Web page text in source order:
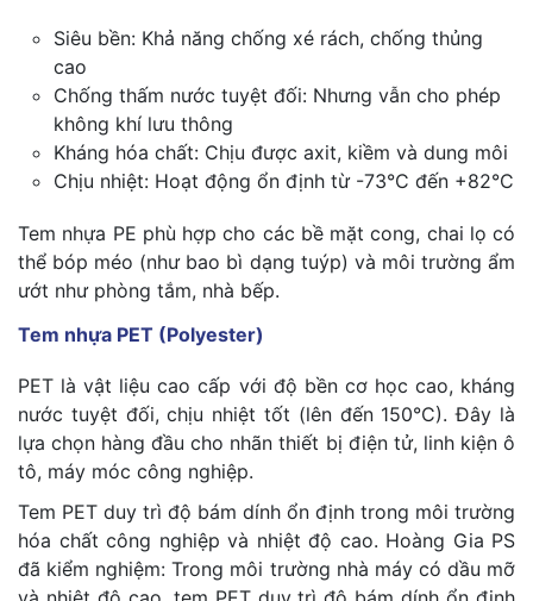
Siêu bền: Khả năng chống xé rách, chống thủng
cao
Chống thấm nước tuyệt đối: Nhưng vẫn cho phép
không khí lưu thông
Kháng hóa chất: Chịu được axit, kiềm và dung môi
Chịu nhiệt: Hoạt động ổn định từ -73°C đến +82°C
Tem nhựa PE phù hợp cho các bề mặt cong, chai lọ có
thể bóp méo (như bao bì dạng tuýp) và môi trường ẩm
ướt như phòng tắm, nhà bếp.
Tem nhựa PET (Polyester)
PET là vật liệu cao cấp với độ bền cơ học cao, kháng
nước tuyệt đối, chịu nhiệt tốt (lên đến 150°C). Đây là
lựa chọn hàng đầu cho nhãn thiết bị điện tử, linh kiện ô
tô, máy móc công nghiệp.
Tem PET duy trì độ bám dính ổn định trong môi trường
hóa chất công nghiệp và nhiệt độ cao. Hoàng Gia PS
đã kiểm nghiệm: Trong môi trường nhà máy có dầu mỡ